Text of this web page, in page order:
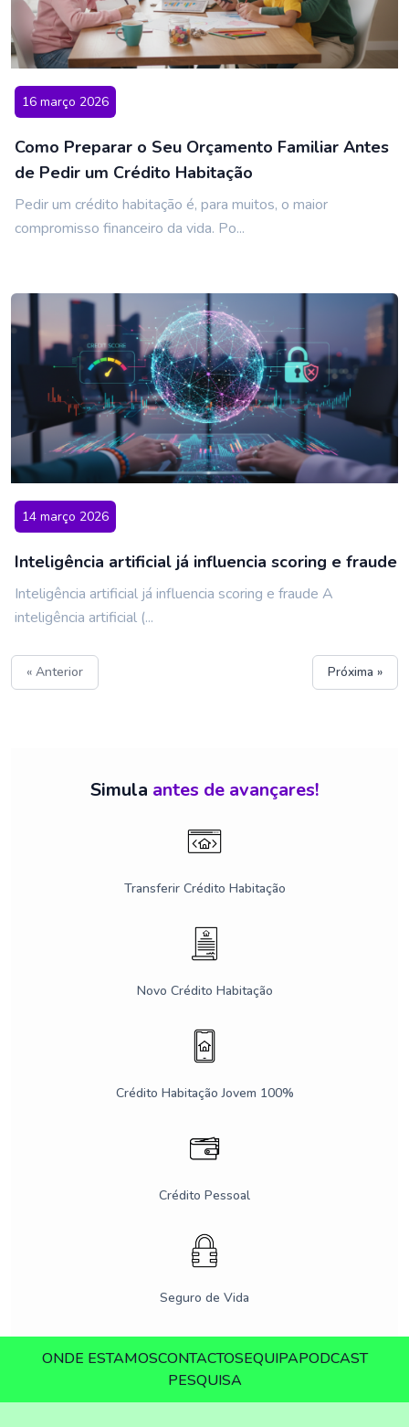
16 março 2026
Como Preparar o Seu Orçamento Familiar Antes
de Pedir um Crédito Habitação
Pedir um crédito habitação é, para muitos, o maior
compromisso financeiro da vida. Po...
14 março 2026
Inteligência artificial já influencia scoring e fraude
Inteligência artificial já influencia scoring e fraude A
inteligência artificial (...
« Anterior Próxima »
Simula antes de avançares!
Transferir Crédito Habitação
Novo Crédito Habitação
Crédito Habitação Jovem 100%
Crédito Pessoal
Seguro de Vida
ONDE ESTAMOSCONTACTOSEQUIPAPODCAST
PESQUISA